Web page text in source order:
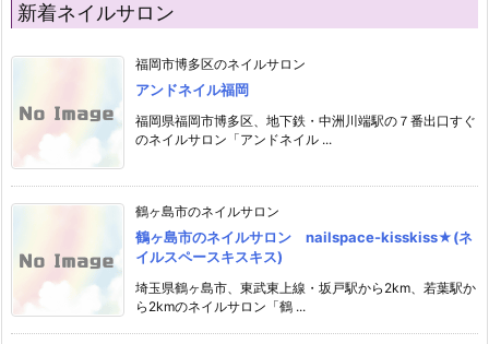
新着ネイルサロン
福岡市博多区のネイルサロン
アンドネイル福岡
福岡県福岡市博多区、地下鉄・中洲川端駅の７番出口すぐ
のネイルサロン「アンドネイル ...
鶴ヶ島市のネイルサロン
鶴ヶ島市のネイルサロン nailspace-kisskiss★(ネ
イルスペースキスキス)
埼玉県鶴ヶ島市、東武東上線・坂戸駅から2km、若葉駅か
ら2kmのネイルサロン「鶴 ...